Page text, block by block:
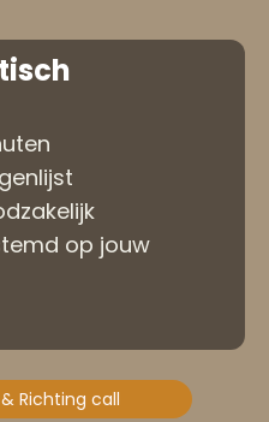
op jouw
Richting call